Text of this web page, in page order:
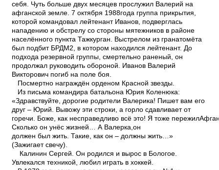
себя. Чуть больше двух месяцев прослужил Валерий на
афганской земле. 7 октября 1988года группа прикрытия,
которой командовал лейтенант Иванов, подверглась
нападению и обстрелу со стороны мятежников в районе
населённого пункта Тажкурган. Выстрелом из гранатомёта
был подбит БРДМ­2, в котором находился лейтенант. До
подхода резервной группы, смертельно раненый, он
продолжал руководить обороной. Иванов Валерий
Викторович погиб на поле боя.
Посмертно награждён орденом Красной звезды.
Из письма командира батальона Юрия Коленюка:
«Здравствуйте, дорогие родители Валерика! Пишет вам его
друг – Юрий. Вывожу эти строки, а горло сдавливает от
горечи. Боже, как несправедливо всё это! Я тоже
Сколько он унёс жизней… А Валерка,он
должен был жить. Такие, как он – должны жить…»
(Зажигает свечу).
Калинин Сергей. Он родился и вырос в Бологое.
Увлекался техникой, любил играть в хоккей.